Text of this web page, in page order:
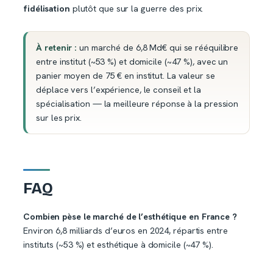
fidélisation plutôt que sur la guerre des prix.
À retenir : un marché de 6,8 Md€ qui se rééquilibre
entre institut (~53 %) et domicile (~47 %), avec un
panier moyen de 75 € en institut. La valeur se
déplace vers l’expérience, le conseil et la
spécialisation — la meilleure réponse à la pression
sur les prix.
FAQ
Combien pèse le marché de l’esthétique en France ?
Environ 6,8 milliards d’euros en 2024, répartis entre
instituts (~53 %) et esthétique à domicile (~47 %).